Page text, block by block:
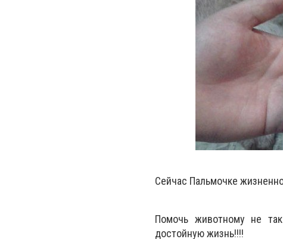
Сейчас Пальмочке
Помочь животному не
достойную жизнь!!!!